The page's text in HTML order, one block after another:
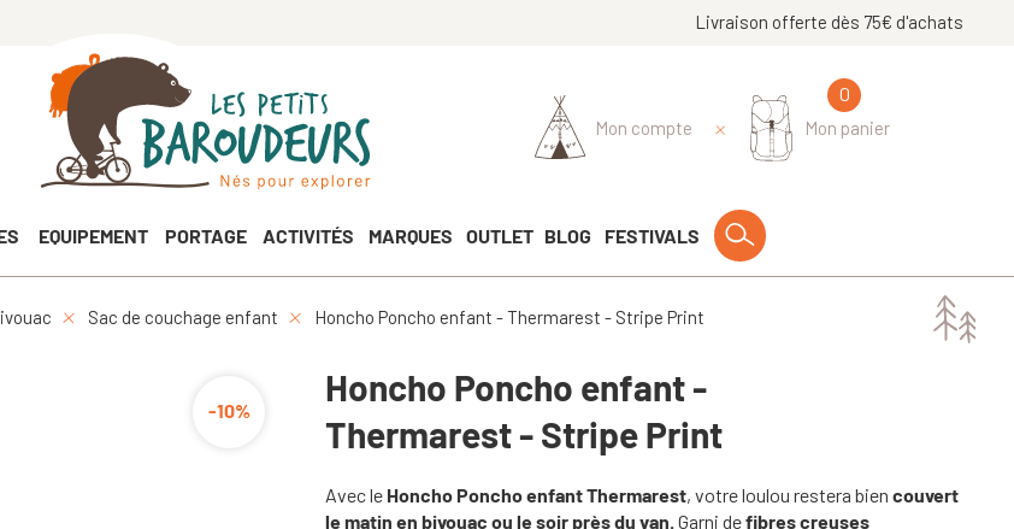
Livraison offerte dès 75€ d'achats
Mon compte Mon panier
0
EQUIPEMENT PORTAGE ACTIVITÉS MARQUES OUTLET BLOG FESTIVALS
Sac de couchage enfant Honcho Poncho enfant - Thermarest - Stripe Print
-10%
Honcho Poncho enfant -
Thermarest - Stripe Print
Avec le Honcho Poncho enfant Thermarest, votre loulou restera bien couvert
le matin en bivouac ou le soir près du van.Garni defibres creuses